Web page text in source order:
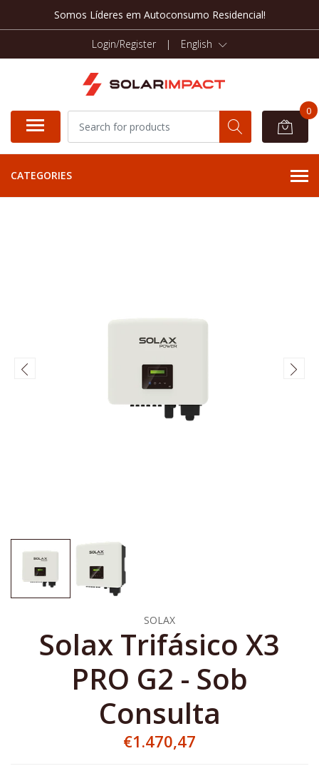
Somos Líderes em Autoconsumo Residencial!
Login/Register | English
0
CATEGORIES
SOLAX
Solax Trifásico X3
PRO G2 - Sob
Consulta
€1.470,47